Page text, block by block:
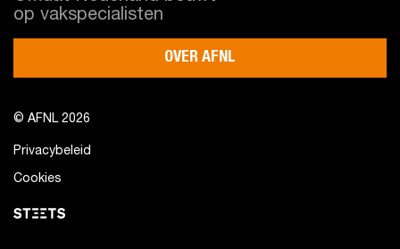
op vakspecialisten
OVER AFNL
© AFNL 2026
Privacybeleid
Cookies